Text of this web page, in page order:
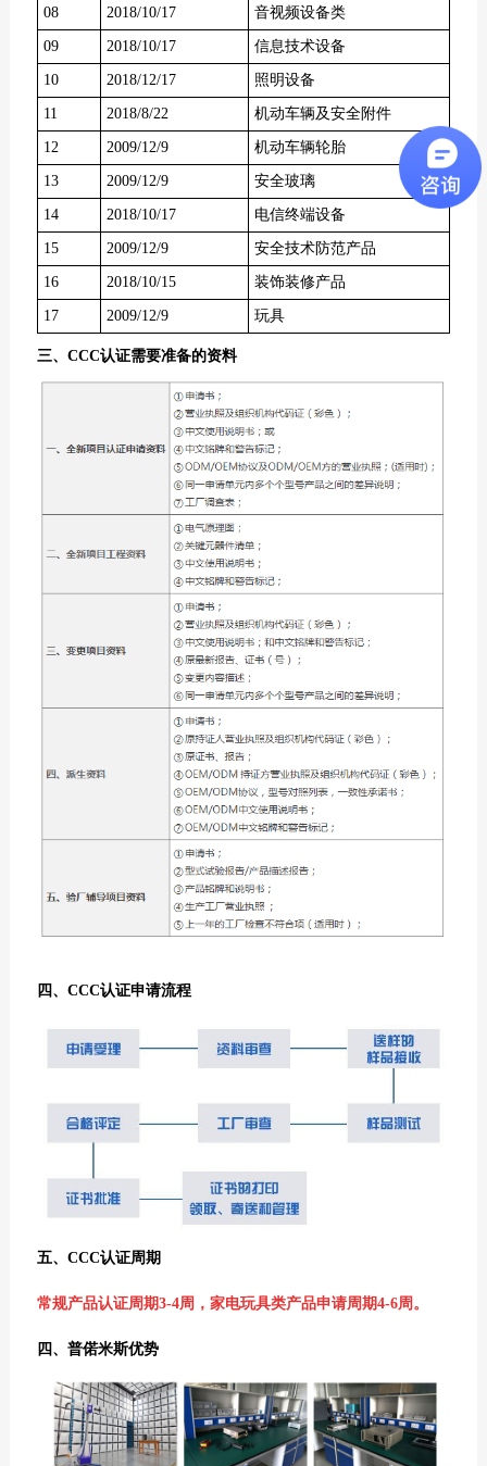
08 2018/10/17 音视频设备类
09 2018/10/17 信息技术设备
10 2018/12/17 照明设备
11 2018/8/22 机动车辆及安全附件
12 2009/12/9 机动车辆轮胎
13 2009/12/9 安全玻璃
14 2018/10/17 电信终端设备
15 2009/12/9 安全技术防范产品
16 2018/10/15 装饰装修产品
17 2009/12/9 玩具
三、CCC认证需要准备的资料
四、CCC认证申请流程
五、CCC认证周期
常规产品认证周期3-4周，家电玩具类产品申请周期4-6周。
四、普偌米斯优势